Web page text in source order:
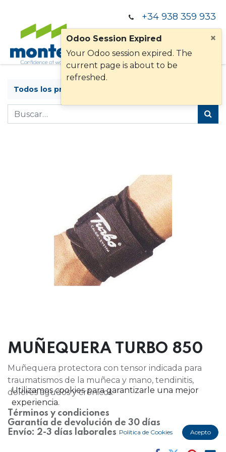
+34 938 359 933
Todos los productos
MUÑEQUERA TURBO 850
Muñequera protectora con tensor indicada para
traumatismos de la muñeca y mano, tendinitis,
dolores agudos y crónicos.
Términos y condiciones
Garantía de devolución de 30 días
Envío: 2-3 días laborales
Utilizamos cookies para garantizarle una mejor
experiencia.
Política de Cookies Acepto
×
Odoo Session Expired
Your Odoo session expired. The
current page is about to be
refreshed.